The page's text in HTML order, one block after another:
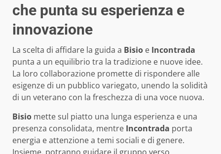
che punta su esperienza e
innovazione
La scelta di affidare la guida a Bisio e Incontrada
punta a un equilibrio tra la tradizione e nuove idee.
La loro collaborazione promette di rispondere alle
esigenze di un pubblico variegato, unendo la solidità
di un veterano con la freschezza di una voce nuova.
Bisio mette sul piatto una lunga esperienza e una
presenza consolidata, mentre Incontrada porta
energia e attenzione a temi sociali e di genere.